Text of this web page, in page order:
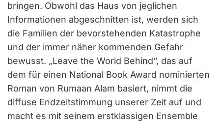
bringen. Obwohl das Haus von jeglichen
Informationen abgeschnitten ist, werden sich
die Familien der bevorstehenden Katastrophe
und der immer näher kommenden Gefahr
bewusst. „Leave the World Behind“, das auf
dem für einen National Book Award nominierten
Roman von Rumaan Alam basiert, nimmt die
diffuse Endzeitstimmung unserer Zeit auf und
macht es mit seinem erstklassigen Ensemble